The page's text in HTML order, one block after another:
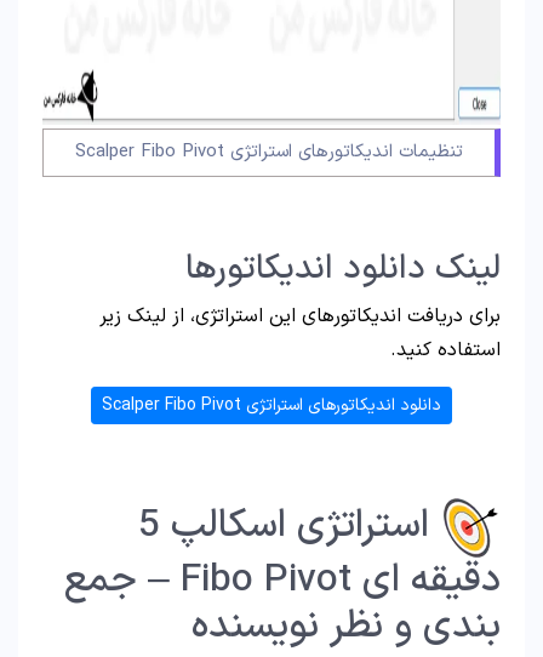
تنظیمات اندیکاتورهای استراتژی Scalper Fibo Pivot
لینک دانلود اندیکاتورها
برای دریافت اندیکاتورهای این استراتژی، از لینک زیر
استفاده کنید.
دانلود اندیکاتورهای استراتژی Scalper Fibo Pivot
استراتژی اسکالپ 5
دقیقه ای Fibo Pivot – جمع
بندی و نظر نویسنده